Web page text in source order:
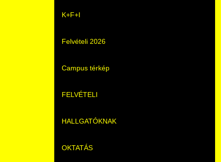
K+F+I
Felvételi 2026
Campus térkép
FELVÉTELI
Pontozási rendszer szabályai
Felvetteknek
HALLGATÓKNAK
Képzéseink
OKTATÁS